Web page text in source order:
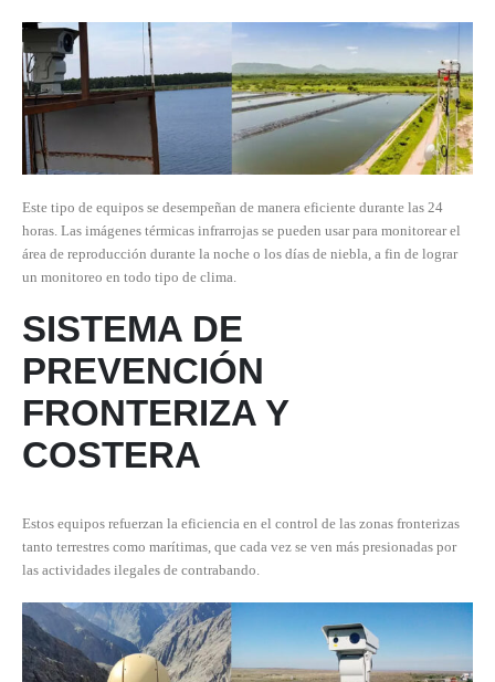
Este tipo de equipos se desempeñan de manera eficiente durante las 24
horas. Las imágenes térmicas infrarrojas se pueden usar para monitorear el
área de reproducción durante la noche o los días de niebla, a fin de lograr
un monitoreo en todo tipo de clima.
SISTEMA DE
PREVENCIÓN
FRONTERIZA Y
COSTERA
Estos equipos refuerzan la eficiencia en el control de las zonas fronterizas
tanto terrestres como marítimas, que cada vez se ven más presionadas por
las actividades ilegales de contrabando.